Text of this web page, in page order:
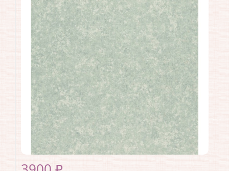
Ширина рулона:1.06 .
Материал покрытия:
Виниловое
Страна: Германия
Материал основы:Флизелин
Раппорт:<>